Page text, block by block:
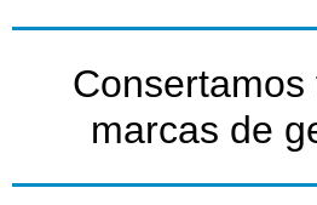
Consertamos
marcas de